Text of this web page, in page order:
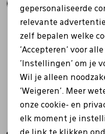
gepersonaliseerde
relevante
zelf bepalen welke
'Accepteren' voor
'Instellingen' om je
Wil je alleen
'Weigeren'. Meer
onze cookie- en
elk moment je